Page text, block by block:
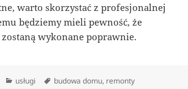
warto skorzystać z profesjonalnej
będziemy mieli pewność, że
wykonane poprawnie.
Kategorie
usługi Tagi
budowa domu, remonty